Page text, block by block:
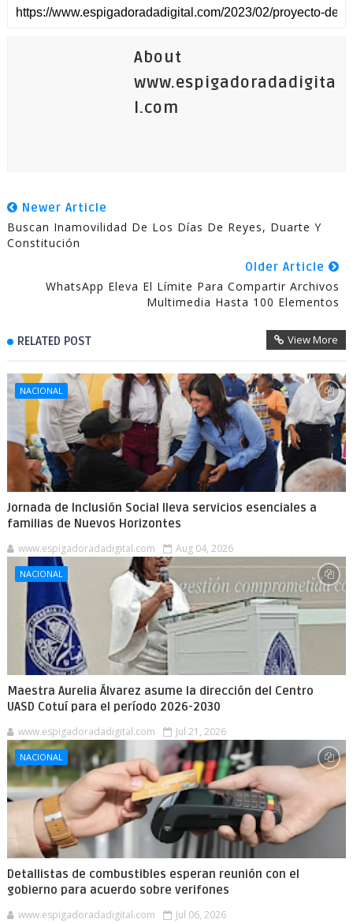
About
www.espigadoradadigita
l.com
Newer Article
Buscan Inamovilidad De Los Días De Reyes, Duarte Y
Constitución
Older Article
WhatsApp Eleva El Límite Para Compartir Archivos
Multimedia Hasta 100 Elementos
RELATED POST View More
NACIONAL
Jornada de Inclusión Social lleva servicios esenciales a
familias de Nuevos Horizontes
www.espigadoradadigital.com Aug 04, 2026
NACIONAL
Maestra Aurelia Álvarez asume la dirección del Centro
UASD Cotuí para el período 2026-2030
www.espigadoradadigital.com Jul 21, 2026
NACIONAL
Detallistas de combustibles esperan reunión con el
gobierno para acuerdo sobre verifones
www.espigadoradadigital.com Jul 06, 2026